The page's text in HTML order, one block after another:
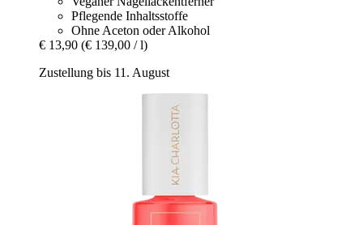
Pflegende Inhaltsstoffe
Ohne Aceton oder Alkohol
€ 13,90 (€ 139,00 / l)
Zustellung bis 11. August